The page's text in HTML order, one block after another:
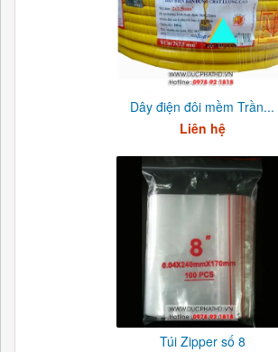
Dây điện đôi mềm Trần...
Liên hệ
Túi Zipper số 8